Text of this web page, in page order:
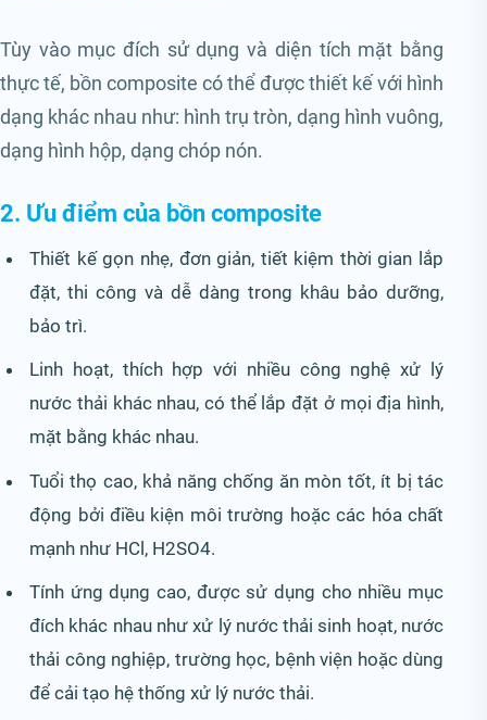
Tùy vào mục đích sử dụng và diện tích mặt bằng
thực tế, bồn composite có thể được thiết kế với hình
dạng khác nhau như: hình trụ tròn, dạng hình vuông,
dạng hình hộp, dạng chóp nón.
2. Ưu điểm của bồn composite
Thiết kế gọn nhẹ, đơn giản, tiết kiệm thời gian lắp
đặt, thi công và dễ dàng trong khâu bảo dưỡng,
bảo trì.
Linh hoạt, thích hợp với nhiều công nghệ xử lý
nước thải khác nhau, có thể lắp đặt ở mọi địa hình,
mặt bằng khác nhau.
Tuổi thọ cao, khả năng chống ăn mòn tốt, ít bị tác
động bởi điều kiện môi trường hoặc các hóa chất
mạnh như HCl, H2SO4.
Tính ứng dụng cao, được sử dụng cho nhiều mục
đích khác nhau như xử lý nước thải sinh hoạt, nước
thải công nghiệp, trường học, bệnh viện hoặc dùng
để cải tạo hệ thống xử lý nước thải.